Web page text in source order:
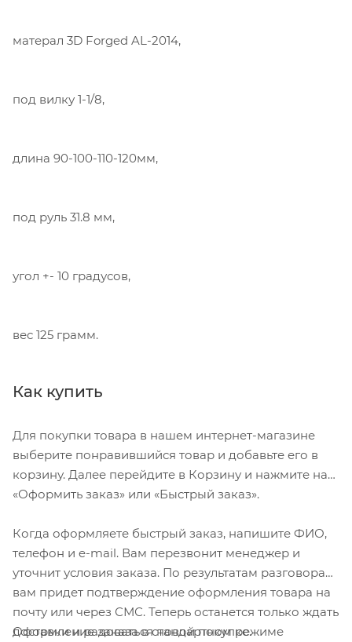
матерал 3D Forged AL-2014,
под вилку 1-1/8,
длина 90-100-110-120мм,
под руль 31.8 мм,
угол +- 10 градусов,
вес 125 грамм.
Как купить
Для покупки товара в нашем интернет-магазине
выберите понравившийся товар и добавьте его в
корзину. Далее перейдите в Корзину и нажмите на
«Оформить заказ» или «Быстрый заказ».
Когда оформляете быстрый заказ, напишите ФИО,
телефон и e-mail. Вам перезвонит менеджер и
уточнит условия заказа. По результатам разговора
вам придет подтверждение оформления товара на
почту или через СМС. Теперь останется только ждать
доставки и радоваться новой покупке.
Оформление заказа в стандартном режиме